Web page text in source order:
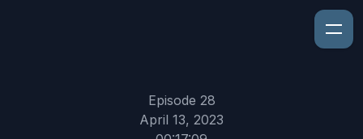
Episode 28
April 13, 2023